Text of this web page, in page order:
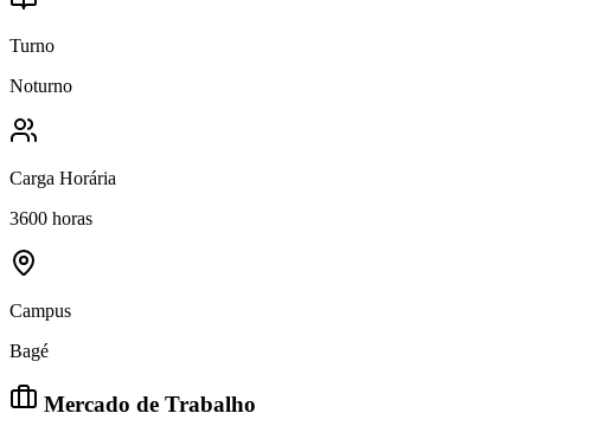
Turno
Noturno
Carga Horária
3600 horas
Campus
Bagé
Mercado de Trabalho